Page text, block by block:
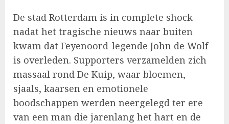
De stad Rotterdam is in complete shock
nadat het tragische nieuws naar buiten
kwam dat Feyenoord-legende John de Wolf
is overleden. Supporters verzamelden zich
massaal rond De Kuip, waar bloemen,
sjaals, kaarsen en emotionele
boodschappen werden neergelegd ter ere
van een man die jarenlang het hart en de